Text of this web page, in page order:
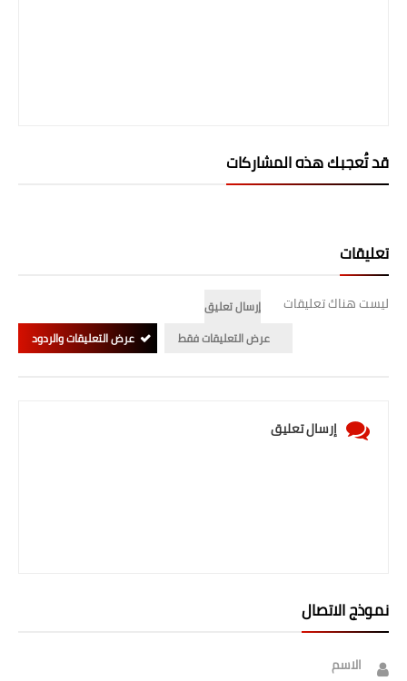
قد تُعجبك هذه المشاركات
تعليقات
ليست هناك تعليقات
إرسال تعليق
عرض التعليقات فقط
عرض التعليقات والردود
إرسال تعليق
نموذج الاتصال
الاسم